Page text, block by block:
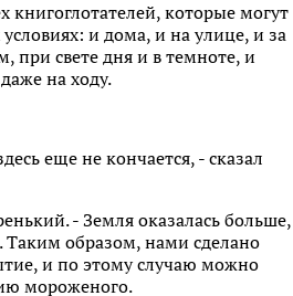
книгоглотателей, которые могут
и дома, и на улице, и за
при свете дня и в темноте, и
на ходу.
еще не кончается, - сказал
- Земля оказалась больше,
образом, нами сделано
и по этому случаю можно
мороженого.